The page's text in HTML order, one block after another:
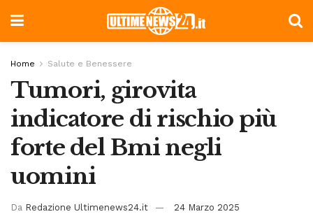
Home Salute e Benessere
Tumori, girovita
indicatore di rischio più
forte del Bmi negli
uomini
Da Redazione Ultimenews24.it 24 Marzo 2025